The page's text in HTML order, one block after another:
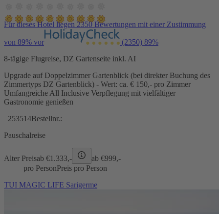
Für dieses Hotel liegen 2350 Bewertungen mit einer Zustimmung
von 89% vor (2350) 89%
8-tägige Flugreise, DZ Gartenseite inkl. AI
Upgrade auf Doppelzimmer Gartenblick (bei direkter Buchung des
Zimmertyps DZ Gartenblick) - Wert: ca. € 150,- pro Zimmer
Umfangreiche All Inclusive Verpflegung mit vielfältiger
Gastronomie genießen
253514Bestellnr.:
Pauschalreise
Alter Preisab €1.333,- ab €999,-
pro PersonPreis pro Person
TUI MAGIC LIFE Sarigerme